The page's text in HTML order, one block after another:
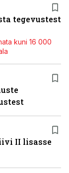
tegevustest
kuni 16 000
II lisasse